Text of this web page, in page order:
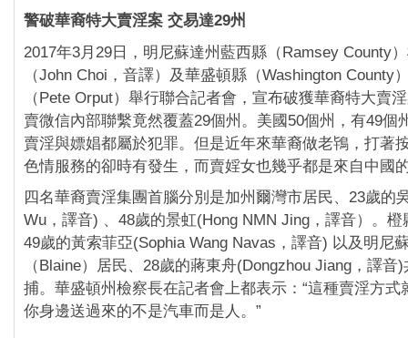
警破華裔特大賣淫案 交易達29州
2017年3月29日，明尼蘇達州藍西縣（Ramsey County
（John Choi，音譯）及華盛頓縣（Washington County
（Pete Orput）舉行聯合記者會，宣布破獲華裔特大賣
賣微信內部聯繫竟然覆蓋29個州。美國50個州，有49個
賣淫與嫖娼都屬於犯罪。但是近年來華裔做老鴇，打著
色情服務的卻時有發生，而賣婬女也幾乎都是來自中國
四名華裔賣淫集團首腦分別是加州爾灣市居民、23歲的
Wu，譯音) 、48歲的景虹(Hong NMN Jing，譯音）。
49歲的黃索菲亞(Sophia Wang Navas，譯音) 以及明尼
（Blaine）居民、28歲的蔣東舟(Dongzhou Jiang，譯音
捕。華盛頓州檢察長在記者會上都表示：“這種賣淫方式
你身邊送過來的不是汽車而是人。”